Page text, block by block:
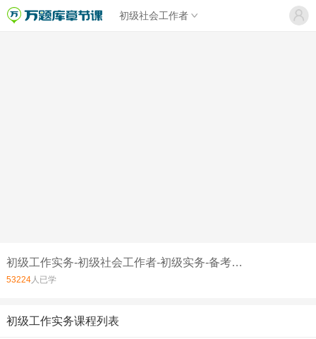
初级社会工作者
初级工作实务-初级社会工作者-初级实务-备考指导
53224人已学
初级工作实务课程列表